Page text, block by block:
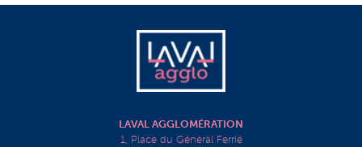
LAVAL AGGLOMÉRATION
1, Place du Général Ferrié